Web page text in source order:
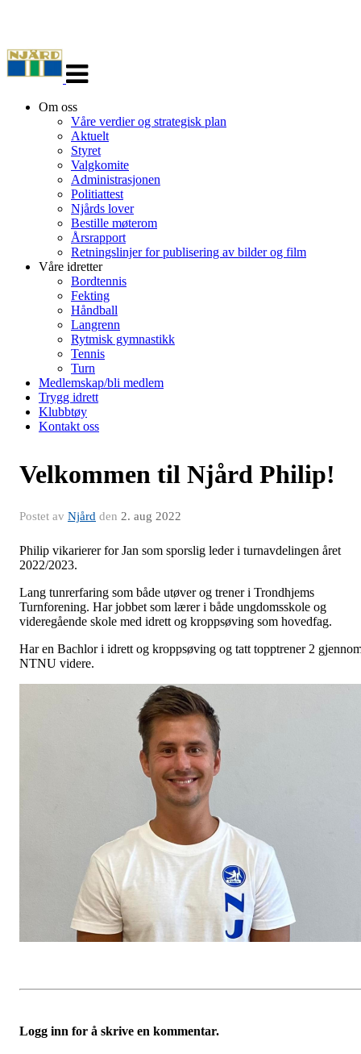
navigasjon
Om oss
Våre verdier og strategisk plan
Aktuelt
Styret
Valgkomite
Administrasjonen
Politiattest
Njårds lover
Bestille møterom
Årsrapport
Retningslinjer for publisering av bilder og film
Våre idretter
Bordtennis
Fekting
Håndball
Langrenn
Rytmisk gymnastikk
Tennis
Turn
Medlemskap/bli medlem
Trygg idrett
Klubbtøy
Kontakt oss
Velkommen til Njård Philip!
Postet av Njård den 2. aug 2022
Philip vikarierer for Jan som sporslig leder i turnavdelingen året
2022/2023.
Lang tunrerfaring som både utøver og trener i Trondhjems
Turnforening. Har jobbet som lærer i både ungdomsskole og
videregående skole med idrett og kroppsøving som hovedfag.
Har en Bachlor i idrett og kroppsøving og tatt topptrener 2
NTNU videre.
Logg inn for å skrive en kommentar.